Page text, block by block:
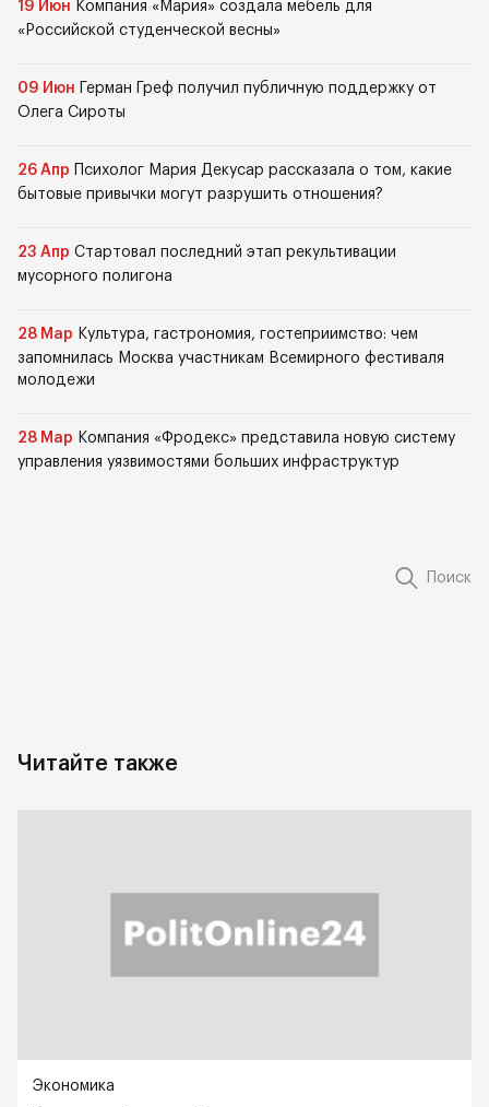
19 Июн Компания «Мария» создала мебель для
«Российской студенческой весны»
09 Июн
Герман Греф получил публичную поддержку от
Олега Сироты
26 Апр
Психолог Мария Декусар рассказала о том, какие
бытовые привычки могут разрушить отношения?
23 Апр Стартовал последний этап рекультивации
мусорного полигона
28 Мар Культура, гастрономия, гостеприимство: чем
запомнилась Москва участникам Всемирного фестиваля
молодежи
28 Мар Компания «Фродекс» представила новую систему
управления уязвимостями больших инфраструктур
Поиск
Читайте также
Экономика